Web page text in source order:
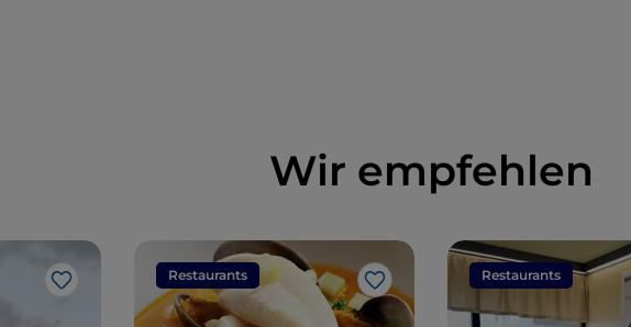
Wir empfehlen
Like
Restaurants
Like
Restaurants